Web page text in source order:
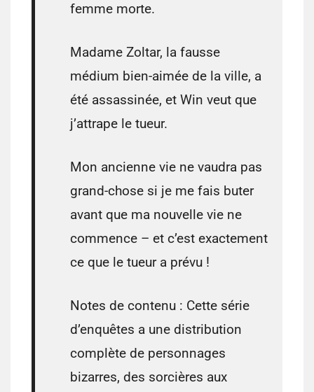
femme morte.
Madame Zoltar, la fausse
médium bien-aimée de la ville, a
été assassinée, et Win veut que
j’attrape le tueur.
Mon ancienne vie ne vaudra pas
grand-chose si je me fais buter
avant que ma nouvelle vie ne
commence – et c’est exactement
ce que le tueur a prévu !
Notes de contenu : Cette série
d’enquêtes a une distribution
complète de personnages
bizarres, des sorcières aux